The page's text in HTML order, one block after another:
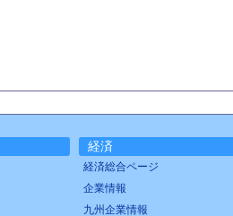
経済
経済総合ページ
企業情報
九州企業情報